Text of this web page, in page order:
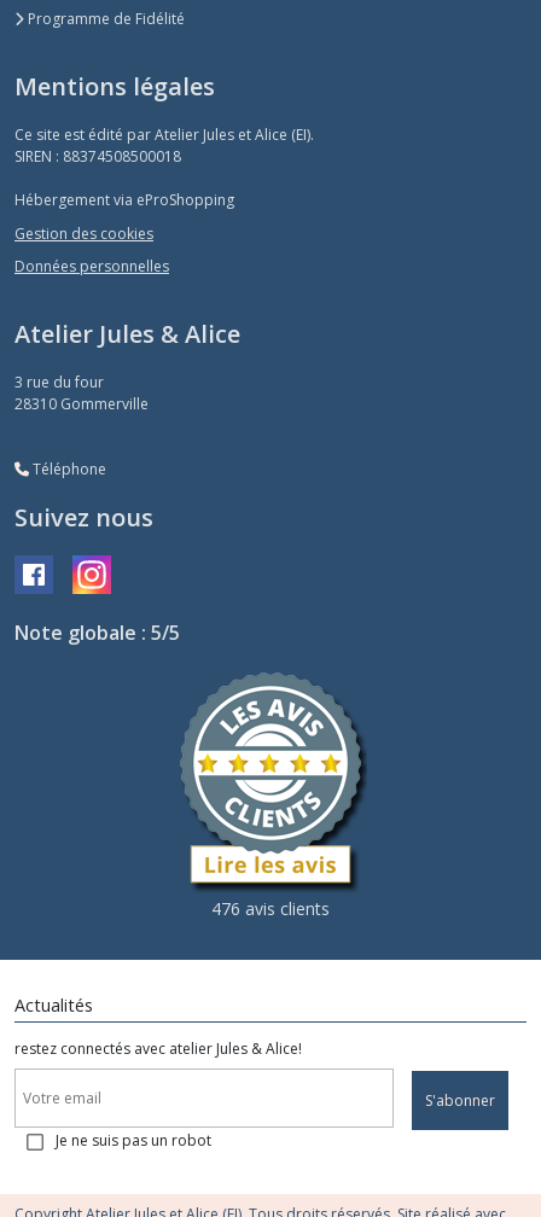
Programme de Fidélité
Mentions légales
Ce site est édité par Atelier Jules et Alice (EI).
SIREN : 88374508500018
Hébergement via eProShopping
Gestion des cookies
Données personnelles
Atelier Jules & Alice
3 rue du four
28310 Gommerville
Téléphone
Suivez nous
Note globale : 5/5
476 avis clients
Actualités
restez connectés avec atelier Jules & Alice!
S'abonner
Je ne suis pas un robot